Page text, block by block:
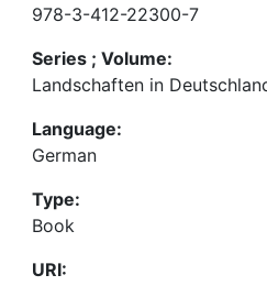
978-3-412-22300-7
Series ; Volume:
Landschaften in
Language:
German
Type:
Book
URI: